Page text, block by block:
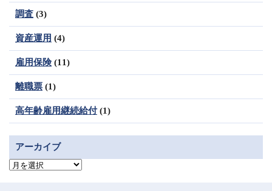
調査 (3)
資産運用 (4)
雇用保険(11)
離職票 (1)
高年齢雇用継続給付(1)
アーカイブ
ア